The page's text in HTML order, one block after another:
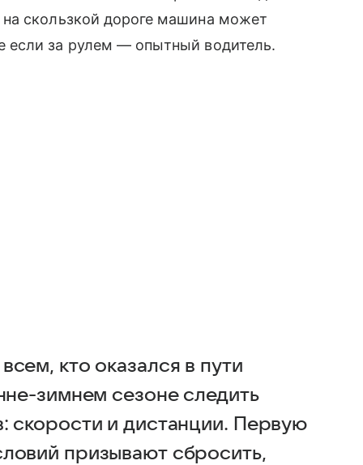
скользкой дороге машина может
если за рулем — опытный водитель.
кто оказался в пути
зимнем сезоне следить
скорости и дистанции. Первую
призывают сбросить,